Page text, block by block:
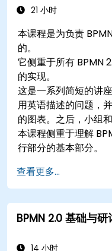
21 小时
本课程是为负责
的。
它侧重于所有 BPMN
的实现。
这是一系列简短的讲
用英语描述的问题，
的图表。之后，小组
本课程侧重于理解
行部分的基本部分。
查看更多...
BPMN 2.0 基础与研
14 小时